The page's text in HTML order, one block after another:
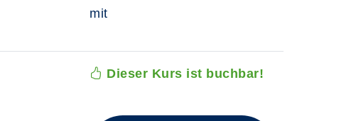
mit
Dieser Kurs ist buchbar!